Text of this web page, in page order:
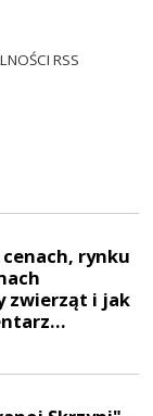
RSS
cenach, rynku
zwierząt i jak